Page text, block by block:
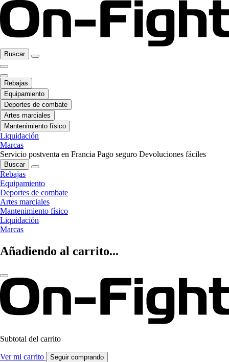
Buscar
Rebajas
Equipamiento
Deportes de combate
Artes marciales
Mantenimiento físico
Liquidación
Marcas
Servicio postventa en Francia Pago seguro Devoluciones fáciles
Buscar
Rebajas
Equipamiento
Deportes de combate
Artes marciales
Mantenimiento físico
Liquidación
Marcas
Añadiendo al carrito...
Subtotal del carrito
Ver mi carrito Seguir comprando